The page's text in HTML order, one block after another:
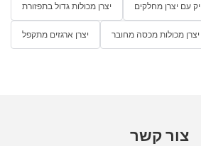
יצרן מכולות גדול בתפזורת עם יצרן מחלקים
יצרן ארגזים מתקפל יצרן מכולות מכסה מחובר
צור קשר